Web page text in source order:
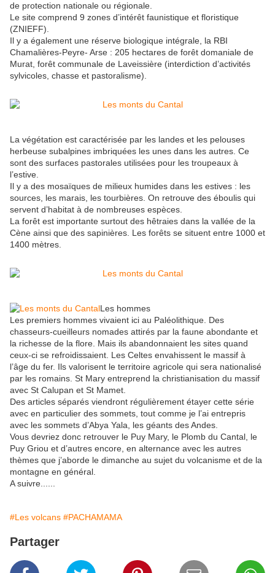
de protection nationale ou régionale.
Le site comprend 9 zones d’intérêt faunistique et floristique
(ZNIEFF).
Il y a également une réserve biologique intégrale, la RBI
Chamalières-Peyre- Arse : 205 hectares de forêt domaniale de
Murat, forêt communale de Laveissière (interdiction d’activités
sylvicoles, chasse et pastoralisme).
La végétation est caractérisée par les landes et les pelouses
herbeuse subalpines imbriquées les unes dans les autres. Ce
sont des surfaces pastorales utilisées pour les troupeaux à
l’estive.
Il y a des mosaïques de milieux humides dans les estives : les
sources, les marais, les tourbières. On retrouve des éboulis qui
servent d’habitat à de nombreuses espèces.
La forêt est importante surtout des hêtraies dans la vallée de la
Cène ainsi que des sapinières. Les forêts se situent entre 1000 et
1400 mètres.
Les hommes
Les premiers hommes vivaient ici au Paléolithique. Des
chasseurs-cueilleurs nomades attirés par la faune abondante et
la richesse de la flore. Mais ils abandonnaient les sites quand
ceux-ci se refroidissaient. Les Celtes envahissent le massif à
l’âge du fer. Ils valorisent le territoire agricole qui sera nationalisé
par les romains. St Mary entreprend la christianisation du massif
avec St Calupan et St Mamet.
Des articles séparés viendront régulièrement étayer cette série
avec en particulier des sommets, tout comme je l’ai entrepris
avec les sommets d’Abya Yala, les géants des Andes.
Vous devriez donc retrouver le Puy Mary, le Plomb du Cantal, le
Puy Griou et d’autres encore, en alternance avec les autres
thèmes que j’aborde le dimanche au sujet du volcanisme et de la
montagne en général.
A suivre......
#Les volcans #PACHAMAMA
Partager